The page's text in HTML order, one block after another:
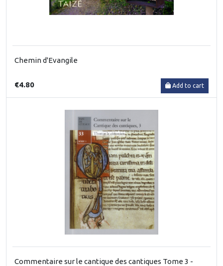
Chemin d'Evangile
€4.80 Add to cart
Commentaire sur le cantique des cantiques Tome 3 -